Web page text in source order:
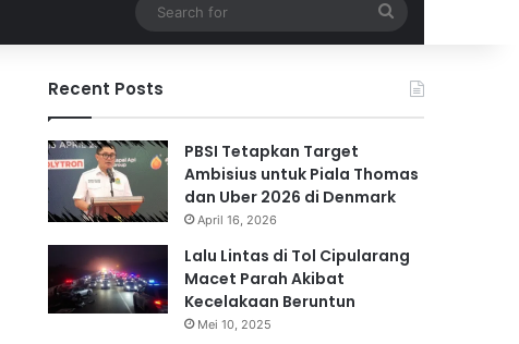
for
Recent Posts
PBSI Tetapkan Target
Ambisius untuk Piala Thomas
dan Uber 2026 di Denmark
April 16, 2026
Lalu Lintas di Tol Cipularang
Macet Parah Akibat
Kecelakaan Beruntun
Mei 10, 2025